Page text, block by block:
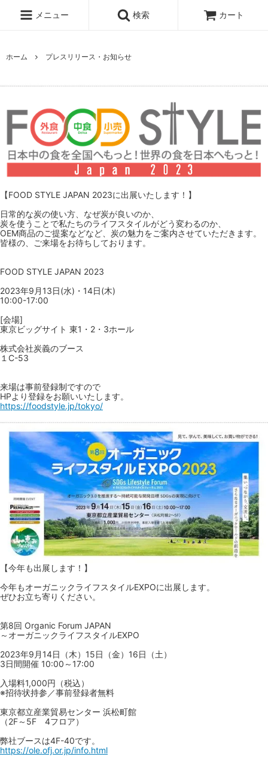
メニュー 検索 カート
ホーム プレスリリース・お知らせ
【FOOD STYLE JAPAN 2023に出展いたします！】
日常的な炭の使い方、なぜ炭が良いのか、
炭を使うことで私たちのライフスタイルがどう変わるのか、
OEM商品のご提案などなど、炭の魅力をご案内させていただきます。
皆様の、ご来場をお待ちしております。
FOOD STYLE JAPAN 2023
2023年9月13日(水)・14日(木)
10:00-17:00
[会場]
東京ビッグサイト 東1・2・3ホール
株式会社炭義のブース
１C-53
来場は事前登録制ですので
HPより登録をお願いいたします。
https://foodstyle.jp/tokyo/
【今年も出展します！】
今年もオーガニックライフスタイルEXPOに出展します。
ぜひお立ち寄りください。
第8回 Organic Forum JAPAN
～オーガニックライフスタイルEXPO
2023年9月14日（木）15日（金）16日（土）
3日間開催 10:00～17:00
入場料1,000円（税込）
※招待状持参／事前登録者無料
東京都立産業貿易センター 浜松町館
（2F～5F 4フロア）
弊社ブースは4F-40です。
https://ole.ofj.or.jp/info.html